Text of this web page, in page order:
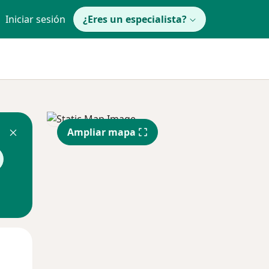
Iniciar sesión ¿Eres un especialista?
Ampliar mapa